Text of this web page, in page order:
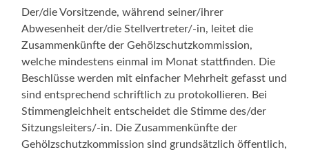
Der/die Vorsitzende, während seiner/ihrer
Abwesenheit der/die Stellvertreter/-in, leitet die
Zusammenkünfte der Gehölzschutzkommission,
welche mindestens einmal im Monat stattfinden. Die
Beschlüsse werden mit einfacher Mehrheit gefasst und
sind entsprechend schriftlich zu protokollieren. Bei
Stimmengleichheit entscheidet die Stimme des/der
Sitzungsleiters/-in. Die Zusammenkünfte der
Gehölzschutzkommission sind grundsätzlich öffentlich,